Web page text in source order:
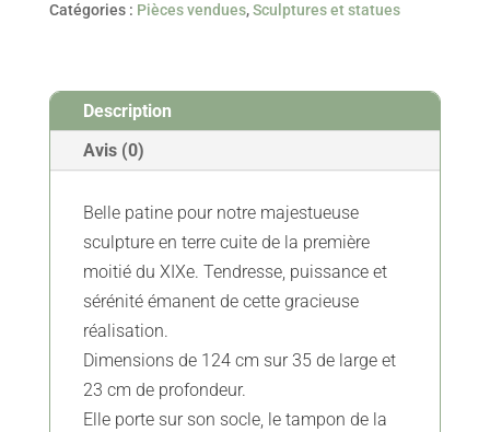
Circa
1840
-
Vendue
Catégories : Pièces vendues,Sculptures et statues
Description
Avis (0)
Belle patine pour notre majestueuse
sculpture en terre cuite de la première
moitié du XIXe. Tendresse, puissance et
sérénité émanent de cette gracieuse
réalisation.
Dimensions de 124 cm sur 35 de large et
23 cm de profondeur.
Elle porte sur son socle, le tampon de la